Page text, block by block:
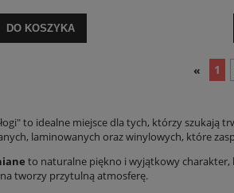
DO KOSZYKA
« 1
to idealne miejsce dla tych, którzy szukają
laminowanych oraz winylowych, które
to naturalne piękno i wyjątkowy charakter,
tworzy przytulną atmosferę.